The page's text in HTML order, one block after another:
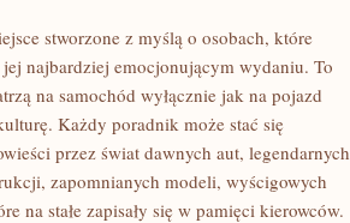
stworzone z myślą o osobach, które
najbardziej emocjonującym wydaniu. To
na samochód wyłącznie jak na pojazd
Każdy poradnik może stać się
przez świat dawnych aut, legendarnych
zapomnianych modeli, wyścigowych
na stałe zapisały się w pamięci kierowców.